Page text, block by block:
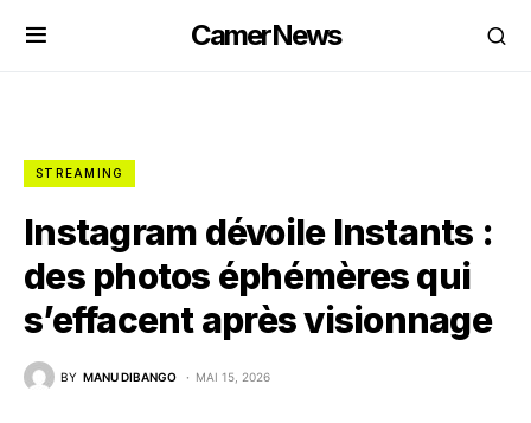
CamerNews
STREAMING
Instagram dévoile Instants :
des photos éphémères qui
s’effacent après visionnage
BY MANU DIBANGO MAI 15, 2026